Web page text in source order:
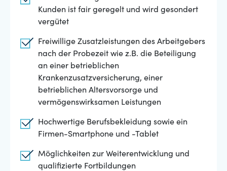
Kunden ist fair geregelt und wird gesondert
vergütet
Freiwillige Zusatzleistungen des Arbeitgebers
nach der Probezeit wie z.B. die Beteiligung
an einer betrieblichen
Krankenzusatzversicherung, einer
betrieblichen Altersvorsorge und
vermögenswirksamen Leistungen
Hochwertige Berufsbekleidung sowie ein
Firmen-Smartphone und -Tablet
Möglichkeiten zur Weiterentwicklung und
qualifizierte Fortbildungen